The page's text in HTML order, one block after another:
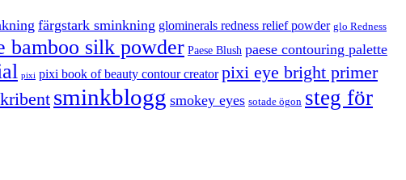
färgstark sminkning glominerals redness relief powder glo Redness
bamboo silk powder Paese Blush paese contouring palette
pixi pixi book of beauty contour creator pixi eye bright primer
sminkblogg smokey eyes sotade ögon steg för